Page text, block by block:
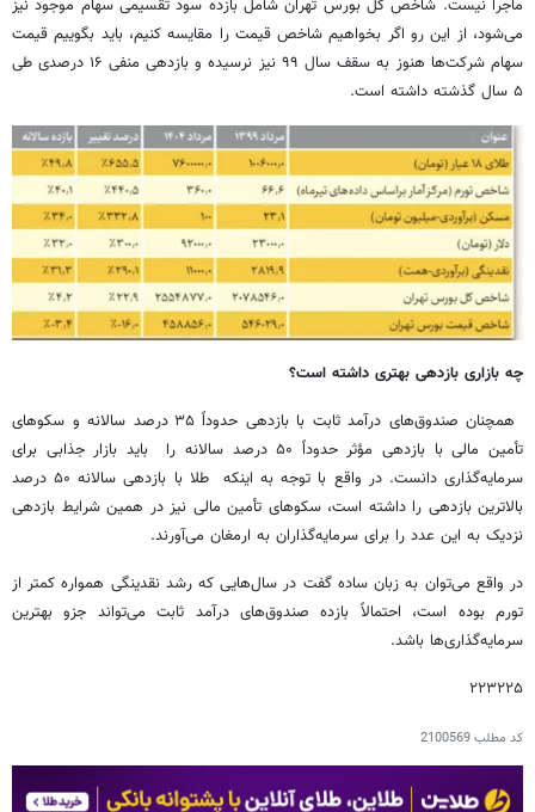
ماجرا نیست. شاخص کل بورس تهران شامل بازده سود تقسیمی سهام موجود نیز
می‌شود، از این رو اگر بخواهیم شاخص قیمت را مقایسه کنیم، باید بگوییم قیمت
سهام شرکت‌ها هنوز به سقف سال ۹۹ نیز نرسیده و بازدهی منفی ۱۶ درصدی طی
۵ سال گذشته داشته است.
چه بازاری بازدهی بهتری داشته است؟
همچنان صندوق‌های درآمد ثابت با بازدهی حدوداً ۳۵ درصد سالانه و سکوهای
تأمین مالی با بازدهی مؤثر حدوداً ۵۰ درصد سالانه را باید بازار جذابی برای
سرمایه‌گذاری دانست. در واقع با توجه به اینکه طلا با بازدهی سالانه ۵۰ درصد
بالاترین بازدهی را داشته است، سکوهای تأمین مالی نیز در همین شرایط بازدهی
نزدیک به این عدد را برای سرمایه‌گذاران به ارمغان می‌آورند.
در واقع می‌توان به زبان ساده گفت در سال‌هایی که رشد نقدینگی همواره کمتر از
تورم بوده است، احتمالاً بازده صندوق‌های درآمد ثابت می‌تواند جزو بهترین
سرمایه‌گذاری‌ها باشد.
۲۲۳۲۲۵
کد مطلب2100569